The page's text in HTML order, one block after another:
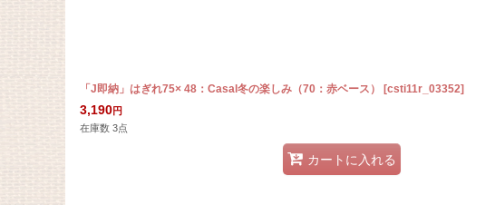
「J即納」はぎれ75× 48：Casal冬の楽しみ（70：赤ベース） [csti11r_03352]
3,190円
在庫数 3点
カートに入れる